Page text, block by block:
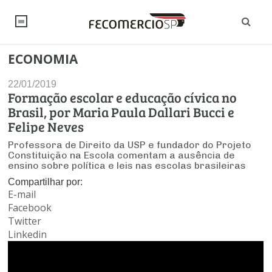
NOTÍCIAS
Editorial
Artigos
Institucional
Debates Fecomercio-SP
PROJETOS ESPECIAIS:
UM BRASIL
UM BRASIL
Economia
Pesquisas
Brasil
Internacional
Modernização do Estado
Economia Digital
Legislação
Trabalho
Empresas
Arbitragem e Mediação
Negócios
Varejo
Atacado
Sustentabilidade
ESG
Últimas Notícias
SINDICATOS
PESQUISAS
FALE CONOSCO
INSTITUCIONAL
Sobre
Imprensa
CONSELHOS
Conselho de Turismo
ECONOMIA
22/01/2019
Formação escolar e educação cívica no
Brasil, por Maria Paula Dallari Bucci e
Felipe Neves
Professora de Direito da USP e fundador do Projeto
Constituição na Escola comentam a ausência de
ensino sobre política e leis nas escolas brasileiras
Compartilhar por:
E-mail
Facebook
Twitter
Linkedin